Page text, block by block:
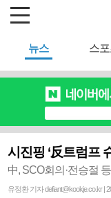
뉴스 스포
시진핑 ‘反트럼프
中, SCO회의·전승절
유정환 기자 defiant@kookje.co.kr |